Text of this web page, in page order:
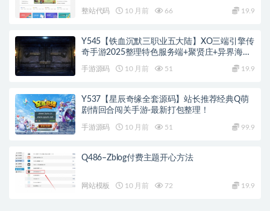
整站代码 10 月前 66 19.9
Y545【铁血沉默三职业五大陆】XO三端引擎传
奇手游2025整理特色服务端+聚贤庄+异界海岛
手游源码 10 月前 51 19.9
Y537【星辰奇缘全套源码】站长推荐经典Q萌
剧情回合闯关手游-最新打包整理！
手游源码 10 月前 51 99.9
Q486–Zblog付费主题开心方法
网站模板 10 月前 72 19.9